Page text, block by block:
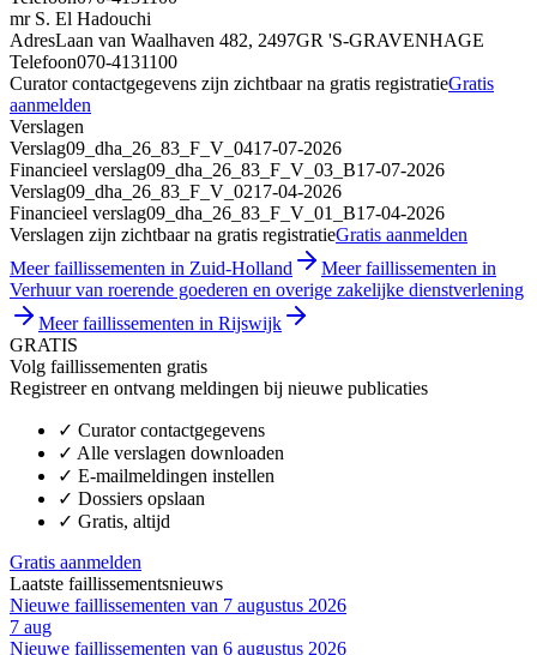
mr S. El Hadouchi
AdresLaan van Waalhaven 482, 2497GR 'S-GRAVENHAGE
Telefoon070-4131100
Curator contactgegevens zijn zichtbaar na gratis registratieGratis
aanmelden
Verslagen
Verslag09_dha_26_83_F_V_0417-07-2026
Financieel verslag09_dha_26_83_F_V_03_B17-07-2026
Verslag09_dha_26_83_F_V_0217-04-2026
Financieel verslag09_dha_26_83_F_V_01_B17-04-2026
Verslagen zijn zichtbaar na gratis registratieGratis aanmelden
Meer faillissementen in Zuid-Holland
Meer faillissementen in
Verhuur van roerende goederen en overige zakelijke dienstverlening
Meer faillissementen in Rijswijk
GRATIS
Volg faillissementen gratis
Registreer en ontvang meldingen bij nieuwe publicaties
✓ Curator contactgegevens
✓ Alle verslagen downloaden
✓ E-mailmeldingen instellen
✓ Dossiers opslaan
✓ Gratis, altijd
Gratis aanmelden
Laatste faillissementsnieuws
Nieuwe faillissementen van 7 augustus 2026
7 aug
Nieuwe faillissementen van 6 augustus 2026